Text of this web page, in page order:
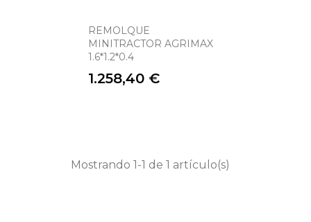
REMOLQUE
MINITRACTOR AGRIMAX
1.6*1.2*0.4
Precio
1.258,40 €
Mostrando 1-1 de 1 artículo(s)